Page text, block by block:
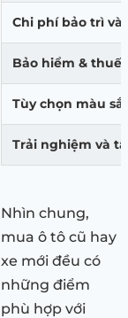
Chi phí bảo trì và
Bảo hiểm & thuế
Tùy chọn màu
Trải nghiệm và
Nhìn chung,
mua ô tô cũ hay
xe mới đều có
những điểm
phù hợp với